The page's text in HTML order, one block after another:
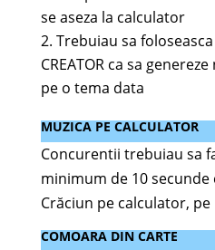
se aseza la calculator
Trebuiau sa foloseasca
CREATOR ca sa
pe o tema data
MUZICA PE CALCULATOR
Concurentii trebuiau sa
minimum de 10 secunde
Crăciun pe calculator,
COMOARA DIN CARTE